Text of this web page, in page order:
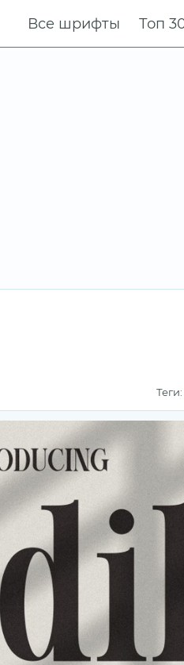
Все шрифты Топ
Теги: